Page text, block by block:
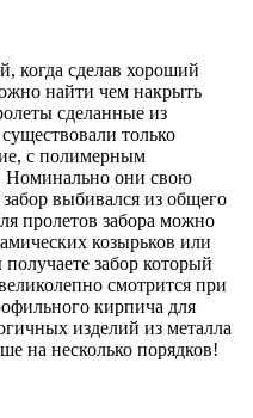
когда сделав хороший
найти чем накрыть
сделанные из
только
с полимерным
Номинально они свою
выбивался из общего
пролетов забора можно
козырьков или
забор который
смотрится при
кирпича для
изделий из металла
на несколько порядков!